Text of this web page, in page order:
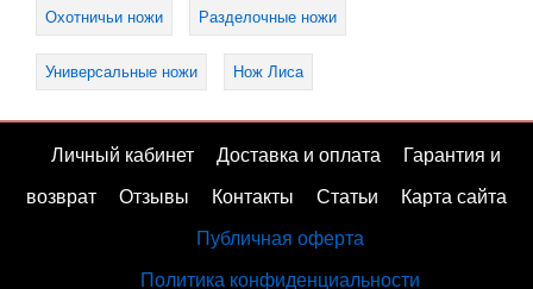
Охотничьи ножи Разделочные ножи
Универсальные ножи Нож Лиса
Личный кабинет Доставка и оплата Гарантия и
возврат Отзывы Контакты Статьи Карта сайта
Публичная оферта
Политика конфиденциальности